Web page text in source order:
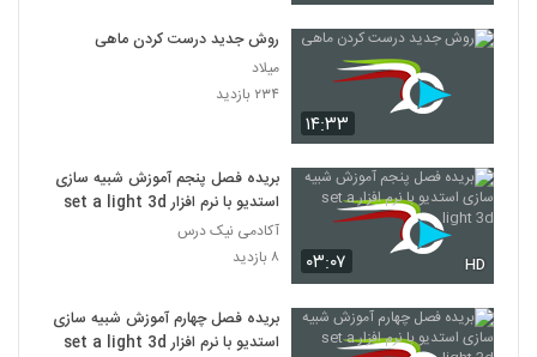
۱۴:۳۳
روش جدید درست کردن ماهی
میلاد
۲۳۴ بازدید
۰۳:۰۷ HD
بریده فصل پنجم آموزش شبیه سازی
استدیو با نرم افزار set a light 3d
آکادمی نیک درس
۸ بازدید
بریده فصل چهارم آموزش شبیه سازی
استدیو با نرم افزار set a light 3d